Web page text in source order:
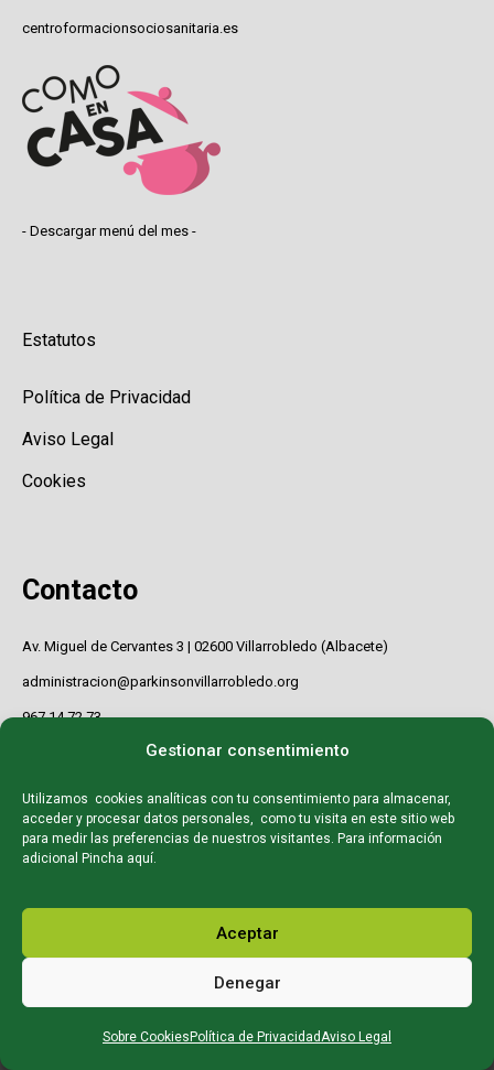
Gestionar consentimiento
Utilizamos cookies analíticas con tu consentimiento para almacenar,
acceder y procesar datos personales, como tu visita en este sitio web
para medir las preferencias de nuestros visitantes. Para información
adicional
Pincha aquí.
Aceptar
Denegar
Sobre Cookies Política de PrivacidadAviso Legal
centroformacionsociosanitaria.es
- Descargar menú del mes -
Estatutos
Política de Privacidad
Aviso Legal
Cookies
Contacto
Av. Miguel de Cervantes 3 | 02600 Villarrobledo (Albacete)
administracion@parkinsonvillarrobledo.org
967 14 72 73
© Asociación de Familiares y Enfermos de Parkinson y
otras Enfermedades Neurodegenerativas de Villarrobledo